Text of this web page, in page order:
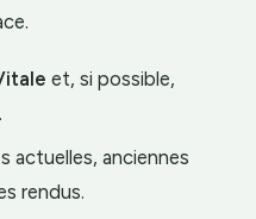
et, si possible,
actuelles, anciennes
rendus.